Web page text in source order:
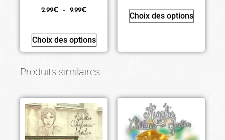
2.99€ – 9.99€
Choix des options
Choix des options
Produits similaires